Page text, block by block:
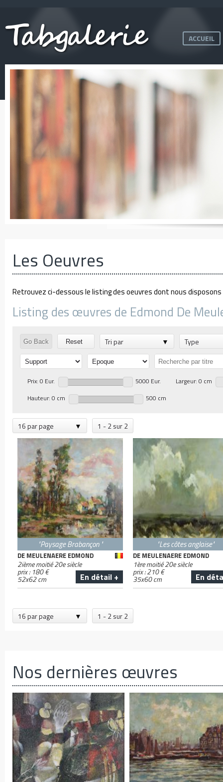
ACCUEIL
Les Oeuvres
Retrouvez ci-dessous le listing des oeuvres dont nous
Listing des œuvres de Edmond De
Go Back Reset Tri par Type
Prix: 0 Eur. 5000 Eur.
Largeur: 0 cm
Hauteur: 0 cm
500 cm
16 par page 1 - 2 sur 2
"Paysage Brabançon "
DE MEULENAERE EDMOND
2ième moitié 20e siècle
En détail +
prix : 180€
52x62cm
"Les côtes anglaise"
DE MEULENAERE EDMOND
1ère moitié 20e siècle
En
prix :210€
35x60cm
16 par page 1 - 2 sur 2
Nos dernières œuvres